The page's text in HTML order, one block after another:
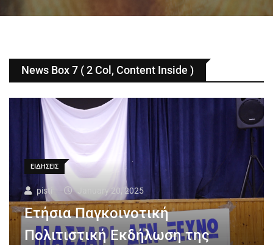
News Box 7 ( 2 Col, Content Inside )
ΕΙΔΗΣΕΙΣ
pisti January 20, 2025
Ετήσια Παγκοινοτική
Πολιτιστική Εκδήλωση της